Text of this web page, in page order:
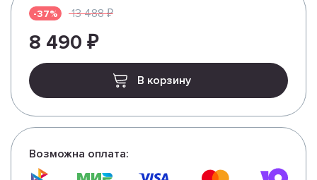
-37% 13 488 ₽
8 490 ₽
В корзину
Возможна оплата: